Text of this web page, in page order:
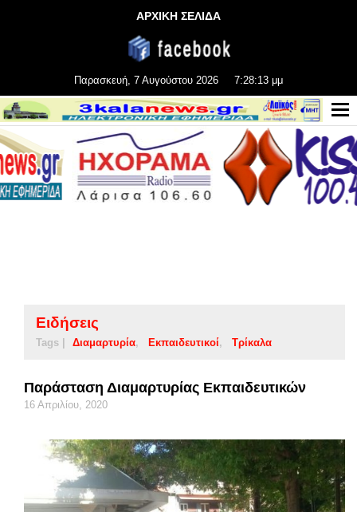
ΑΡΧΙΚΗ ΣΕΛΙΔΑ
Παρασκευή, 7 Αυγούστου 2026 7:28:14 μμ
Ειδήσεις
Tags | Διαμαρτυρία Εκπαιδευτικοί Τρίκαλα
Παράσταση Διαμαρτυρίας Εκπαιδευτικών
16 Απριλίου, 2020